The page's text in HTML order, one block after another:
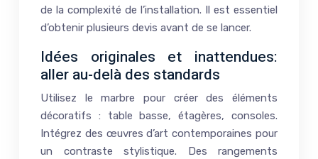
de la complexité de l’installation. Il est essentiel
d’obtenir plusieurs devis avant de se lancer.
Idées originales et inattendues:
aller au-delà des standards
Utilisez le marbre pour créer des éléments
décoratifs : table basse, étagères, consoles.
Intégrez des œuvres d’art contemporaines pour
un contraste stylistique. Des rangements